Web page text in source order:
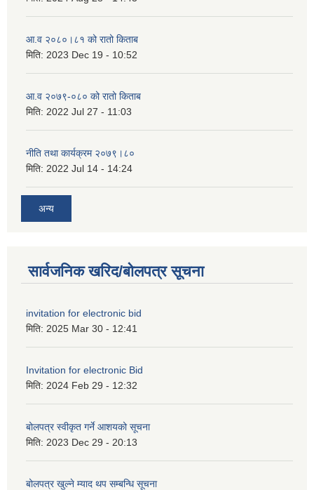
आ.व २०८०।८१ को रातो किताब
मिति: 2023 Dec 19 - 10:52
आ.व २०७९-०८० को रातो किताब
मिति: 2022 Jul 27 - 11:03
नीति तथा कार्यक्रम २०७९।८०
मिति: 2022 Jul 14 - 14:24
अन्य
सार्वजनिक खरिद/बोलपत्र सूचना
invitation for electronic bid
मिति: 2025 Mar 30 - 12:41
Invitation for electronic Bid
मिति: 2024 Feb 29 - 12:32
बोलपत्र स्वीकृत गर्ने आशयको सूचना
मिति: 2023 Dec 29 - 20:13
बोलपत्र खुल्ने म्याद थप सम्बन्धि सूचना